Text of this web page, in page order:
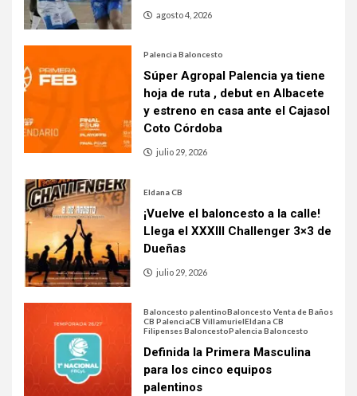
agosto 4, 2026
Palencia Baloncesto
Súper Agropal Palencia ya tiene
hoja de ruta , debut en Albacete
y estreno en casa ante el Cajasol
Coto Córdoba
julio 29, 2026
Eldana CB
¡Vuelve el baloncesto a la calle!
Llega el XXXIII Challenger 3×3 de
Dueñas
julio 29, 2026
Baloncesto palentinoBaloncesto Venta de Baños
CB PalenciaCB VillamurielEldana CB
Filipenses BaloncestoPalencia Baloncesto
Definida la Primera Masculina
para los cinco equipos
palentinos